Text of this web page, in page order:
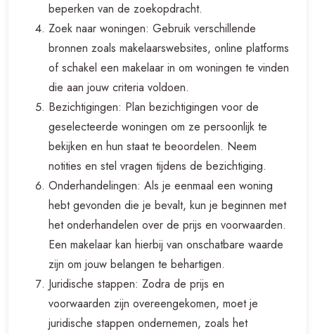
beperken van de zoekopdracht.
Zoek naar woningen: Gebruik verschillende
bronnen zoals makelaarswebsites, online platforms
of schakel een makelaar in om woningen te vinden
die aan jouw criteria voldoen.
Bezichtigingen: Plan bezichtigingen voor de
geselecteerde woningen om ze persoonlijk te
bekijken en hun staat te beoordelen. Neem
notities en stel vragen tijdens de bezichtiging.
Onderhandelingen: Als je eenmaal een woning
hebt gevonden die je bevalt, kun je beginnen met
het onderhandelen over de prijs en voorwaarden.
Een makelaar kan hierbij van onschatbare waarde
zijn om jouw belangen te behartigen.
Juridische stappen: Zodra de prijs en
voorwaarden zijn overeengekomen, moet je
juridische stappen ondernemen, zoals het